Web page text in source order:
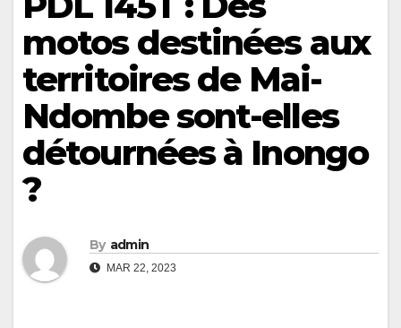
motos destinées aux
territoires de Mai-
Ndombe sont-elles
détournées à Inongo
?
By admin
MAR 22, 2023